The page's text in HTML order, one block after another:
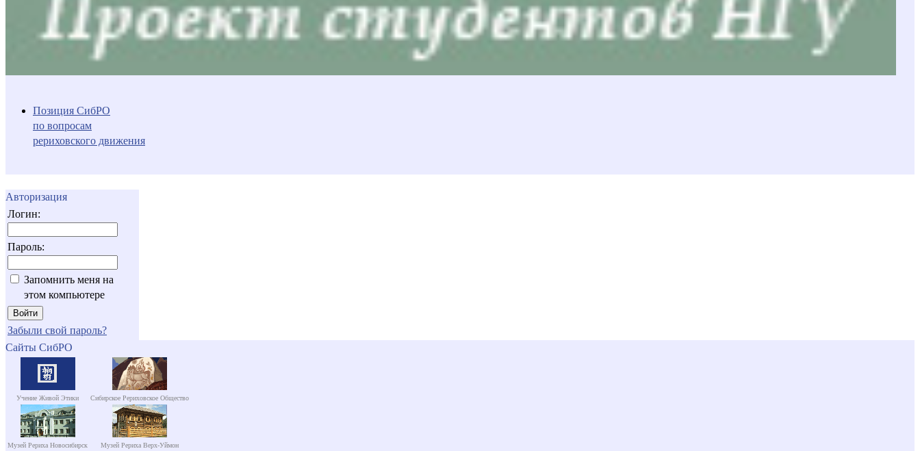
Позиция СибРО
по вопросам
рериховского движения
Авторизация
Логин:
Пароль:
Запомнить меня на
этом компьютере
Забыли свой пароль?
Сайты СибРО
Учение Живой Этики Сибирское Рериховское Общество
Музей Рериха Новосибирск Музей Рериха Верх-Уймон